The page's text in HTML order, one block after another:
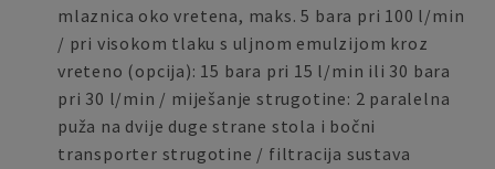
mlaznica oko vretena, maks. 5 bara pri 100 l/min
/ pri visokom tlaku s uljnom emulzijom kroz
vreteno (opcija): 15 bara pri 15 l/min ili 30 bara
pri 30 l/min / miješanje strugotine: 2 paralelna
puža na dvije duge strane stola i bočni
transporter strugotine / filtracija sustava